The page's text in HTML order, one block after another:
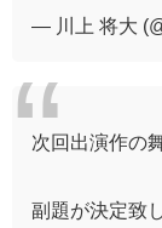
— 川上 将大
次回出演作の
副題が決定致